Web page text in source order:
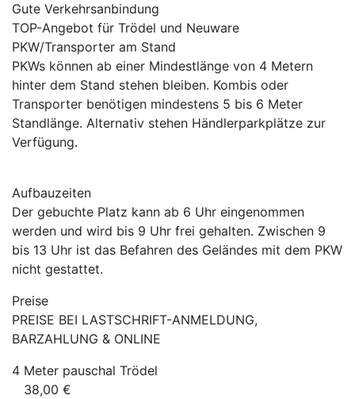
Gute Verkehrsanbindung
TOP-Angebot für Trödel und Neuware
PKW/Transporter am Stand
PKWs können ab einer Mindestlänge von 4 Metern
hinter dem Stand stehen bleiben. Kombis oder
Transporter benötigen mindestens 5 bis 6 Meter
Standlänge. Alternativ stehen Händlerparkplätze zur
Verfügung.
Aufbauzeiten
Der gebuchte Platz kann ab 6 Uhr eingenommen
werden und wird bis 9 Uhr frei gehalten. Zwischen 9
bis 13 Uhr ist das Befahren des Geländes mit dem PKW
nicht gestattet.
Preise
PREISE BEI LASTSCHRIFT-ANMELDUNG,
BARZAHLUNG & ONLINE
4 Meter pauschal Trödel
38,00 €